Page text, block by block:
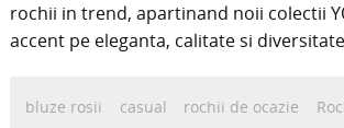
rochii in trend, apartinand noii colectii
accent pe eleganta, calitate si
bluze rosii casual rochii de ocazie